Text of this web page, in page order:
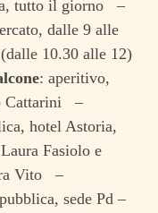
tutto il giorno –
dalle 9 alle
10.30 alle 12)
: aperitivo,
Cattarini –
hotel Astoria,
Fasiolo e
Vito –
sede Pd –